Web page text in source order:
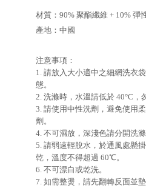
材質：90% 聚酯纖維 + 10% 彈
產地：中國
注意事項：
1. 請放入大小適中之細網洗衣
態。
2. 洗滌時，水溫請低於 40°C，
3. 請使用中性洗劑，避免使用
劑。
4. 不可濕放，深淺色請分開洗
5. 請弱速輕脫水，於通風處懸
乾，溫度不得超過 60℃。
6. 不可漂白或乾洗。
7. 如需整燙，請先翻轉反面並